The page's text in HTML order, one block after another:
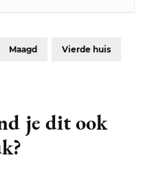
Maagd Vierde huis
je dit ook